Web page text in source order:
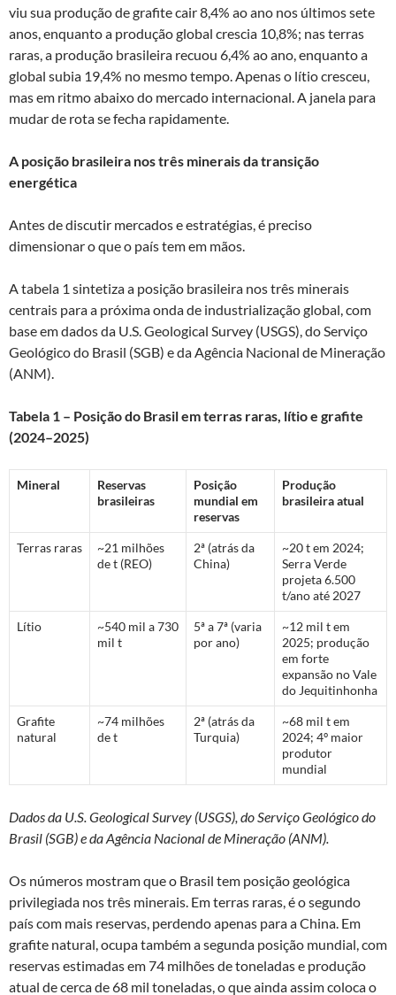
viu sua produção de grafite cair 8,4% ao ano nos últimos sete
anos, enquanto a produção global crescia 10,8%; nas terras
raras, a produção brasileira recuou 6,4% ao ano, enquanto a
global subia 19,4% no mesmo tempo. Apenas o lítio cresceu,
mas em ritmo abaixo do mercado internacional. A janela para
mudar de rota se fecha rapidamente.
A posição brasileira nos três minerais da transição
energética
Antes de discutir mercados e estratégias, é preciso
dimensionar o que o país tem em mãos.
A tabela 1 sintetiza a posição brasileira nos três minerais
centrais para a próxima onda de industrialização global, com
base em dados da U.S. Geological Survey (USGS), do Serviço
Geológico do Brasil (SGB) e da Agência Nacional de Mineração
(ANM).
Tabela 1 – Posição do Brasil em terras raras, lítio e grafite
(2024–2025)
Mineral
Reservas
brasileiras
Posição
mundial em
reservas
Produção
brasileira atual
Terras raras
~21 milhões
de t (REO)
2ª (atrás da
China)
~20 t em 2024;
Serra Verde
projeta 6.500
t/ano até 2027
Lítio
~540 mil a 730
mil t
5ª a 7ª (varia
por ano)
~12 mil t em
2025; produção
em forte
expansão no Vale
do Jequitinhonha
Grafite
natural
~74 milhões
de t
2ª (atrás da
Turquia)
~68 mil t em
2024; 4º maior
produtor
mundial
Dados da U.S. Geological Survey (USGS), do Serviço Geológico do
Brasil (SGB) e da Agência Nacional de Mineração (ANM).
Os números mostram que o Brasil tem posição geológica
privilegiada nos três minerais. Em terras raras, é o segundo
país com mais reservas, perdendo apenas para a China. Em
grafite natural, ocupa também a segunda posição mundial, com
reservas estimadas em 74 milhões de toneladas e produção
atual de cerca de 68 mil toneladas, o que ainda assim coloca o